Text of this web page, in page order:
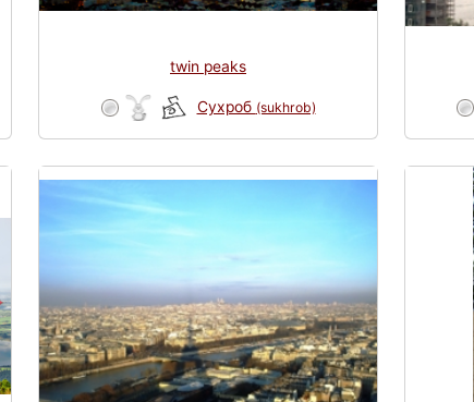
twin peaks
Сухроб (sukhrob)